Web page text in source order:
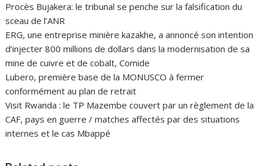
Procès Bujakera: le tribunal se penche sur la falsification du
sceau de l’ANR
ERG, une entreprise minière kazakhe, a annoncé son intention
d’injecter 800 millions de dollars dans la modernisation de sa
mine de cuivre et de cobalt, Comide
Lubero, première base de la MONUSCO à fermer
conformément au plan de retrait
Visit Rwanda : le TP Mazembe couvert par un règlement de la
CAF, pays en guerre / matches affectés par des situations
internes et le cas Mbappé